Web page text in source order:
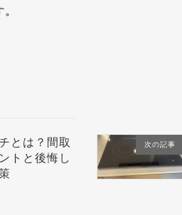
とは？間取
トと後悔し
次の記事